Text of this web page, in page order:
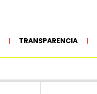
TRANSPARENCIA